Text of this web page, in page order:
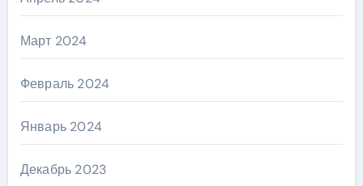
Март 2024
Февраль 2024
Январь 2024
Декабрь 2023